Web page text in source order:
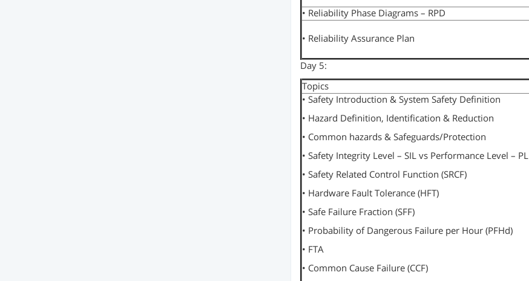
• Reliability Phase Diagrams – RPD
• Reliability Assurance Plan
Day 5:
Topics
• Safety Introduction & System Safety Definition
• Hazard Definition, Identification & Reduction
• Common hazards & Safeguards/Protection
• Safety Integrity Level – SIL vs Performance Level – PL
• Safety Related Control Function (SRCF)
• Hardware Fault Tolerance (HFT)
• Safe Failure Fraction (SFF)
• Probability of Dangerous Failure per Hour (PFHd)
• FTA
• Common Cause Failure (CCF)